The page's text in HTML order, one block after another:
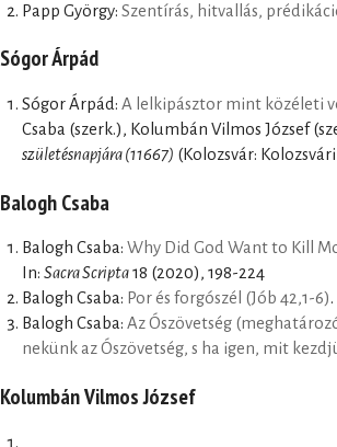
Papp György: Szentírás, hitvallás,
Sógor Árpád
Sógor Árpád: A lelkipásztor mint közéleti
Csaba (szerk.), Kolumbán Vilmos József
születésnapjára (11667) (Kolozsvár:
Balogh Csaba
Balogh Csaba: Why Did God Want to Kill
In: Sacra Scripta18 (2020), 198-224
Balogh Csaba: Por és forgószél (Jób 42,1-6)
Balogh Csaba: Az Ószövetség
nekünk az Ószövetség, s ha igen, mit
Kolumbán Vilmos József